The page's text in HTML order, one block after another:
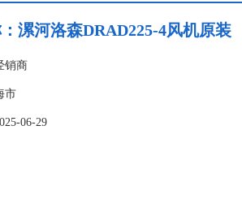
漯河洛森DRAD225-4风机原装
销商
市
06-29